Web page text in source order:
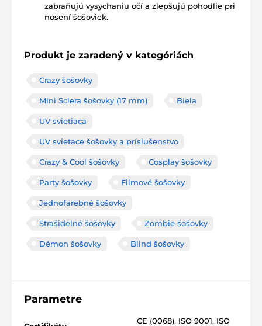
zabraňujú vysychaniu očí a zlepšujú pohodlie pri
nosení šošoviek.
Produkt je zaradený v kategóriách
Crazy šošovky
Mini Sclera šošovky (17 mm) Biela
UV svietiaca
UV svietace šošovky a príslušenstvo
Crazy & Cool šošovky Cosplay šošovky
Party šošovky Filmové šošovky
Jednofarebné šošovky
Strašidelné šošovky Zombie šošovky
Démon šošovky Blind šošovky
Parametre
CE (0068), ISO 9001, ISO